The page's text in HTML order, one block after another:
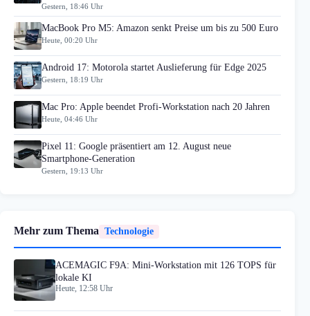
Gestern, 18:46 Uhr
MacBook Pro M5: Amazon senkt Preise um bis zu 500 Euro
Heute, 00:20 Uhr
Android 17: Motorola startet Auslieferung für Edge 2025
Gestern, 18:19 Uhr
Mac Pro: Apple beendet Profi-Workstation nach 20 Jahren
Heute, 04:46 Uhr
Pixel 11: Google präsentiert am 12. August neue
Smartphone-Generation
Gestern, 19:13 Uhr
Mehr zum Thema Technologie
ACEMAGIC F9A: Mini-Workstation mit 126 TOPS für
lokale KI
Heute, 12:58 Uhr